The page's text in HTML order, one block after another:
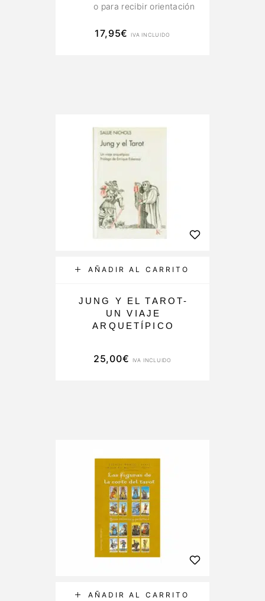
o para recibir orientación
Cada consulta te
ofrecerá un mensaje
17,95€ IVA INCLUIDO
AÑADIR AL CARRITO
JUNG Y EL TAROT-
UN VIAJE
ARQUETÍPICO
25,00€ IVA INCLUIDO
AÑADIR AL CARRITO